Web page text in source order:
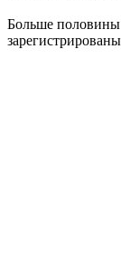
Больше половины